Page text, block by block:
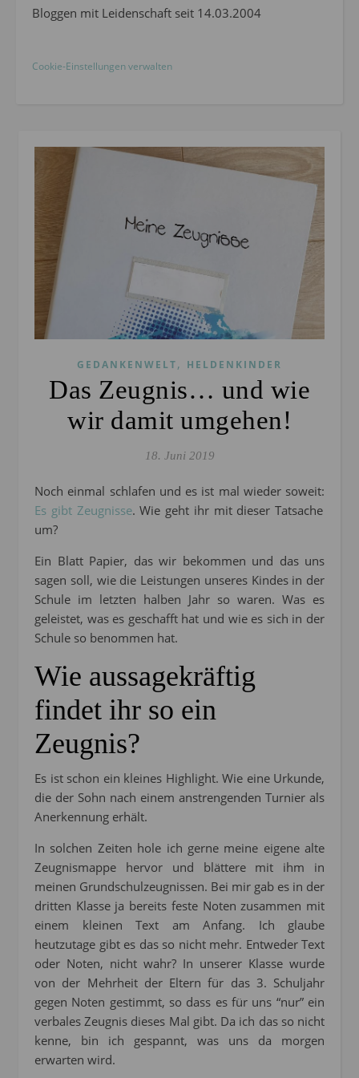
Bloggen mit Leidenschaft seit 14.03.2004
Cookie-Einstellungen verwalten
GEDANKENWELT, HELDENKINDER
Das Zeugnis… und wie
wir damit umgehen!
18. Juni 2019
Noch einmal schlafen und es ist mal wieder soweit:
Es gibt Zeugnisse. Wie geht ihr mit dieser Tatsache
um?
Ein Blatt Papier, das wir bekommen und das uns
sagen soll, wie die Leistungen unseres Kindes in der
Schule im letzten halben Jahr so waren. Was es
geleistet, was es geschafft hat und wie es sich in der
Schule so benommen hat.
Wie aussagekräftig
findet ihr so ein
Zeugnis?
Es ist schon ein kleines Highlight. Wie eine Urkunde,
die der Sohn nach einem anstrengenden Turnier als
Anerkennung erhält.
In solchen Zeiten hole ich gerne meine eigene alte
Zeugnismappe hervor und blättere mit ihm in
meinen Grundschulzeugnissen. Bei mir gab es in der
dritten Klasse ja bereits feste Noten zusammen mit
einem kleinen Text am Anfang. Ich glaube
heutzutage gibt es das so nicht mehr. Entweder Text
oder Noten, nicht wahr? In unserer Klasse wurde
von der Mehrheit der Eltern für das 3. Schuljahr
gegen Noten gestimmt, so dass es für uns “nur” ein
verbales Zeugnis dieses Mal gibt. Da ich das so nicht
kenne, bin ich gespannt, was uns da morgen
erwarten wird.